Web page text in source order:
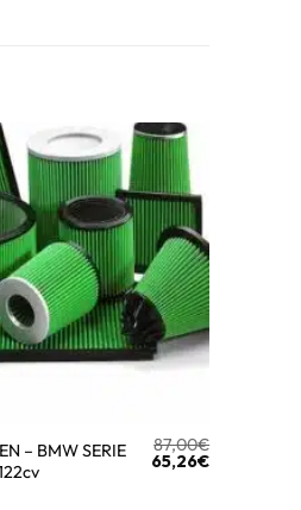
– BMW SERIE
87,00€
65,26€